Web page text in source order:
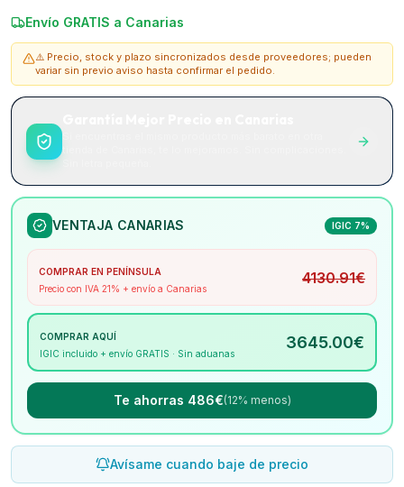
Envío GRATIS a Canarias
⚠️ Precio, stock y plazo sincronizados desde proveedores; pueden
variar sin previo aviso hasta confirmar el pedido.
VENTAJA CANARIAS IGIC 7%
COMPRAR EN PENÍNSULA
Precio con IVA 21% + envío a Canarias
4130.91€
COMPRAR AQUÍ
IGIC incluido + envío GRATIS · Sin aduanas
3645.00€
Te ahorras 486€(12% menos)
Avísame cuando baje de precio